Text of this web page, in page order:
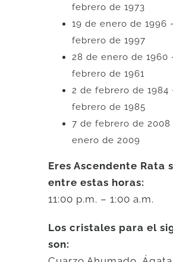
febrero de 1973
19 de enero de 1996
febrero de 1997
28 de enero de 1960
febrero de 1961
2 de febrero de 1984
febrero de 1985
7 de febrero de 2008
enero de 2009
Eres Ascendente Rata
entre estas horas:
11:00 p.m. – 1:00 a.m.
Los cristales para el
son: